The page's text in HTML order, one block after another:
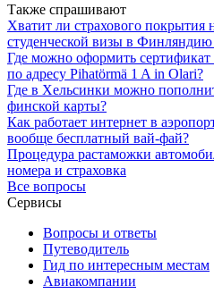
Также спрашивают
Хватит ли страхового покрытия
студенческой визы в Финляндию
Где можно оформить сертификат
по адресу Pihatörmä 1 A in Olari?
Где в Хельсинки можно
финской карты?
Как работает интернет в
вообще бесплатный вай-фай?
Процедура растаможки
номера и страховка
Все вопросы
Сервисы
Вопросы и ответы
Путеводитель
Гид по интересным местам
Авиакомпании